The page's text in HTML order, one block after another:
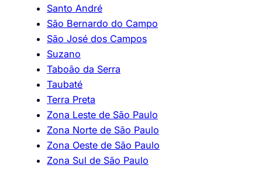
Santo André
São Bernardo do Campo
São José dos Campos
Suzano
Taboão da Serra
Taubaté
Terra Preta
Zona Leste de São Paulo
Zona Norte de São Paulo
Zona Oeste de São Paulo
Zona Sul de São Paulo